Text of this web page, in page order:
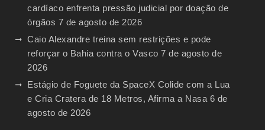
cardíaco enfrenta pressão judicial por doação de
órgãos 7 de agosto de 2026
Caio Alexandre treina sem restrições e pode
reforçar o Bahia contra o Vasco 7 de agosto de
2026
Estágio de Foguete da SpaceX Colide com a Lua
e Cria Cratera de 18 Metros, Afirma a Nasa 6 de
agosto de 2026